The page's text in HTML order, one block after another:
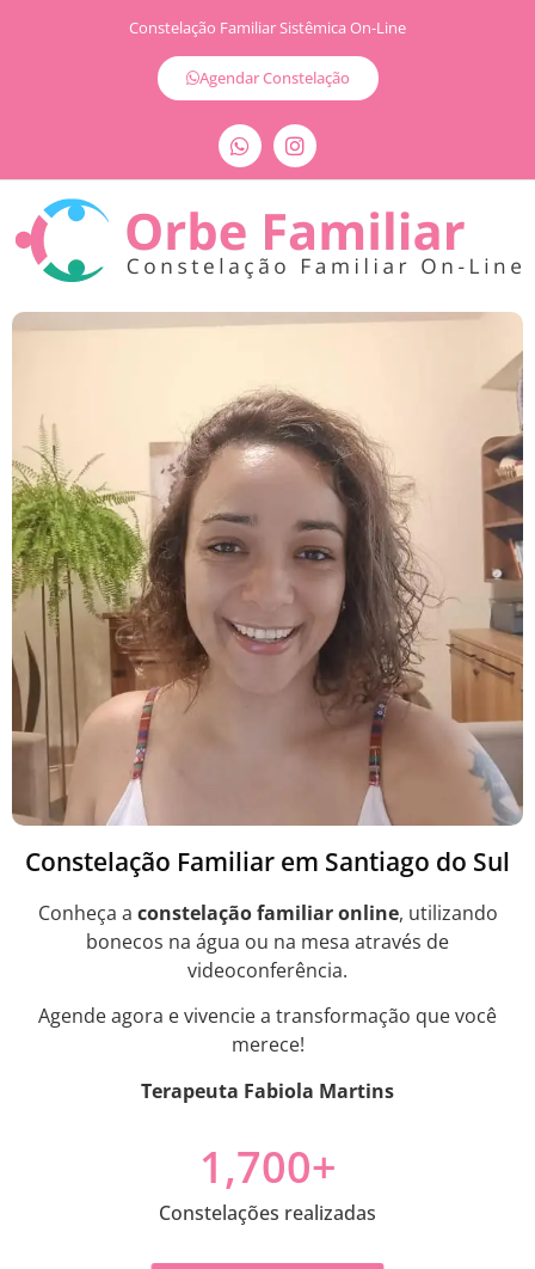
Constelação Familiar Sistêmica On-Line
Agendar Constelação
Constelação Familiar em Santiago do Sul
Conheça a constelação familiar online, utilizando
bonecos na água ou na mesa através de
videoconferência.
Agende agora e vivencie a transformação que você
merece!
Terapeuta Fabiola Martins
Constelações realizadas
1,700+